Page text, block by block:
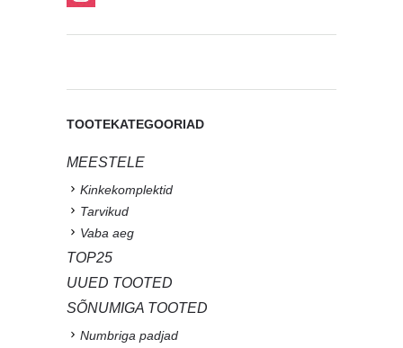
TOOTEKATEGOORIAD
MEESTELE
Kinkekomplektid
Tarvikud
Vaba aeg
TOP25
UUED TOOTED
SÕNUMIGA TOOTED
Numbriga padjad